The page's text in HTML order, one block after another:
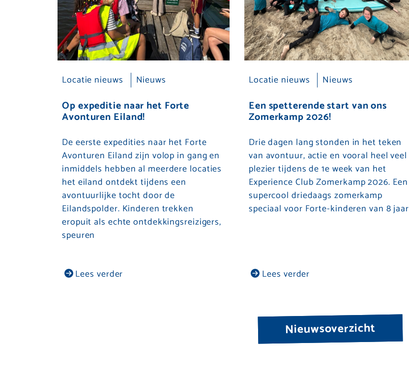
Locatie nieuws Nieuws
Op expeditie naar het Forte
Avonturen Eiland!
De eerste expedities naar het Forte
Avonturen Eiland zijn volop in gang en
inmiddels hebben al meerdere locaties
het eiland ontdekt tijdens een
avontuurlijke tocht door de
Eilandspolder. Kinderen trekken
eropuit als echte ontdekkingsreizigers,
speuren
Lees verder
Locatie nieuws Nieuws
Een spetterende start van ons
Zomerkamp 2026!
Drie dagen lang stonden in het teken
van avontuur, actie en vooral heel veel
plezier tijdens de 1e week van het
Experience Club Zomerkamp 2026. Een
supercool driedaags zomerkamp
speciaal voor Forte-kinderen van 8 jaar
Lees verder
Nieuwsoverzicht